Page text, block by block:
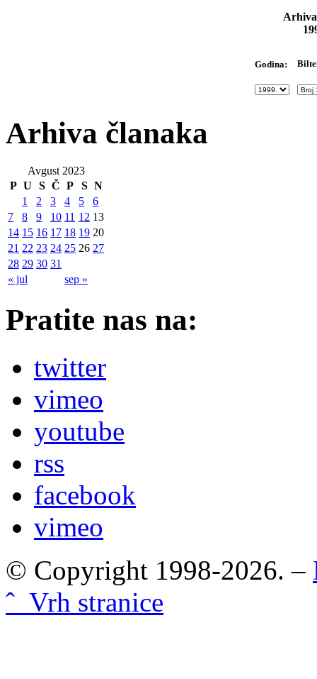
Godina:
Arhiva članaka
Avgust 2023
P U S Č P S N
« jul sep »
1 2 3 4 5
6
7
8 9 10 11 12 13
14 15 16 17 18 19 20
21 22 23 24 25 26 27
28 29 30 31
Pratite nas na:
twitter
vimeo
youtube
rss
facebook
vimeo
© Copyright 1998-2026. –
ˆ Vrh stranice